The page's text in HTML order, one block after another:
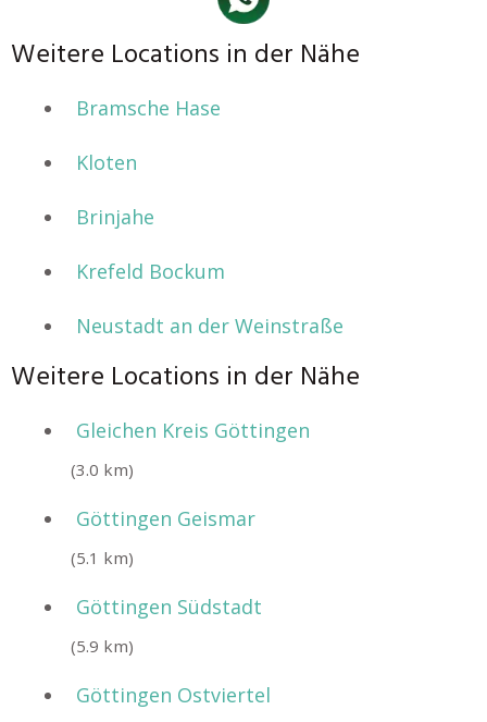
Weitere Locations in der Nähe
Bramsche Hase
Kloten
Brinjahe
Krefeld Bockum
Neustadt an der Weinstraße
Weitere Locations in der Nähe
Gleichen Kreis Göttingen
(3.0 km)
Göttingen Geismar
(5.1 km)
Göttingen Südstadt
(5.9 km)
Göttingen Ostviertel